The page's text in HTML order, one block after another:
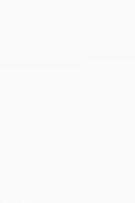
naturels, miniers, ou
ces biens sont exposés, sont